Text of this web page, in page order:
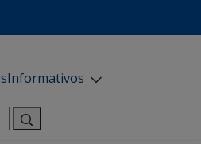
Informativos